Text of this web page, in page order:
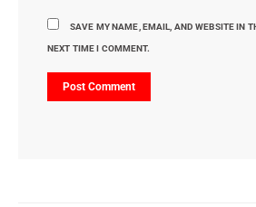
SAVE MY NAME, EMAIL, AND WEBSITE IN
NEXT TIME I COMMENT.